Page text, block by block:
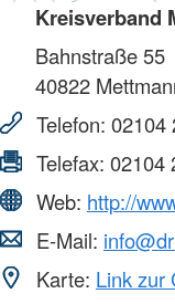
Kreisverband
Bahnstraße 55
40822
Telefon: 02104
Telefax: 02104
Web: http://
E-Mail:
Karte: Link zur